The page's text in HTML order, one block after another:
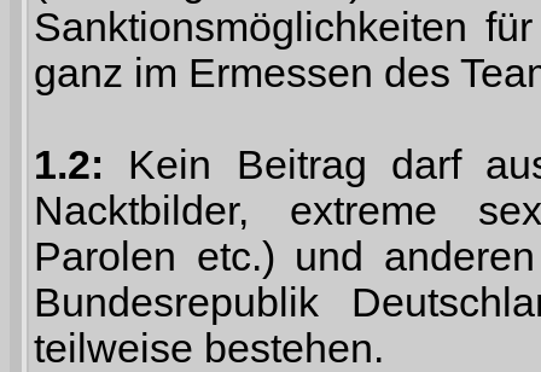
Sanktionsmöglichkeiten
ganz im Ermessen des
1.2: Kein Beitrag darf
Nacktbilder, extreme
Parolen etc.) und
Bundesrepublik
teilweise bestehen.